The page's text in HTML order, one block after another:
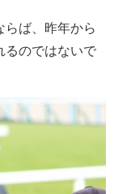
らば、昨年から
るのではないで